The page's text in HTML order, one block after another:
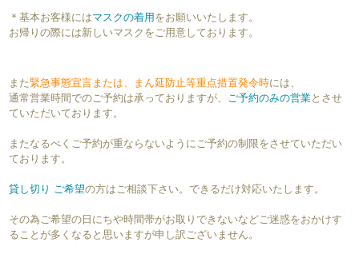
＊基本お客様にはマスクの着用 をお願いいたします。
お帰りの際には新しいマスクをご用意しております。
また緊急事態宣言または、まん延防止等重点措置発令時には、
通常営業時間でのご予約は承っておりますが、 ご予約のみの営業とさせ
ていただいております。
またなるべくご予約が重ならないようにご予約の制限をさせていただい
ております。
貸し切り ご希望の方はご相談下さい。できるだけ対応いたします。
その為ご希望の日にちや時間帯がお取りできないなどご迷惑をおかけす
ることが多くなると思いますが申し訳ございません。